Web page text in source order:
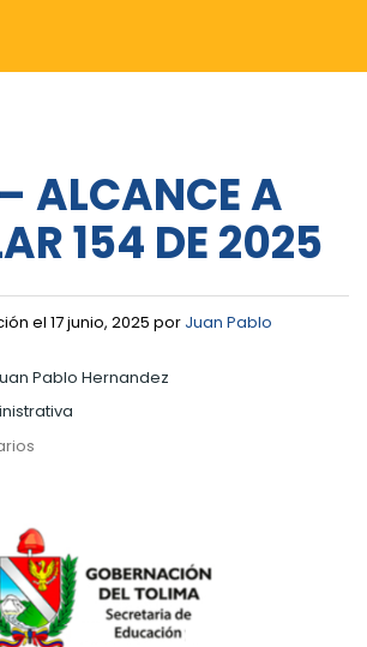
ALCANCE A
154 DE 2025
el 17 junio, 2025 por Juan Pablo
Pablo Hernandez